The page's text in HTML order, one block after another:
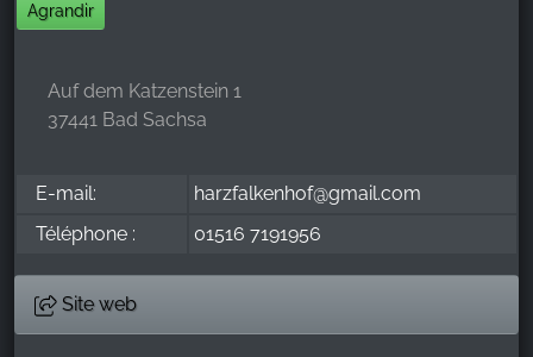
Agrandir
Auf dem Katzenstein 1
37441 Bad Sachsa
E-mail:
harzfalkenhof@gmail.com
Téléphone :
01516 7191956
Site web
Purpose:
Cookie duration:
24 heures - 2 ans